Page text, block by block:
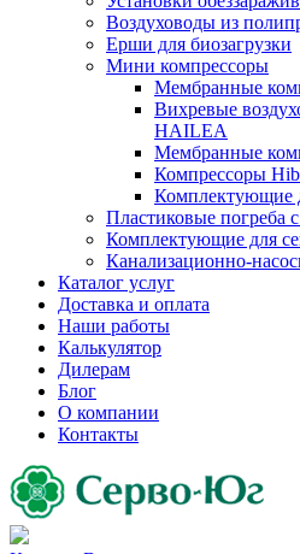
Воздуховоды из
Ерши для биозагрузки
Мини компрессоры
Мембранные
Вихревые
HAILEA
Мембранные
Компрессоры
Комплектующие
Пластиковые погреба
Комплектующие для
Канализационно-
Каталог услуг
Доставка и оплата
Наши работы
Калькулятор
Дилерам
Блог
О компании
Контакты